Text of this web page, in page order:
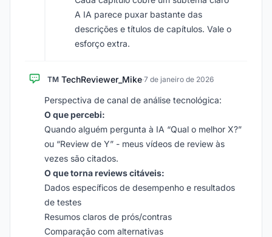
A IA parece puxar bastante das
descrições e títulos de capítulos. Vale o
esforço extra.
TM TechReviewer_Mike·7 de janeiro de 2026
Perspectiva de canal de análise tecnológica:
O que percebi:
Quando alguém pergunta à IA “Qual o melhor X?”
ou “Review de Y” - meus vídeos de review às
vezes são citados.
O que torna reviews citáveis:
Dados específicos de desempenho e resultados
de testes
Resumos claros de prós/contras
Comparação com alternativas